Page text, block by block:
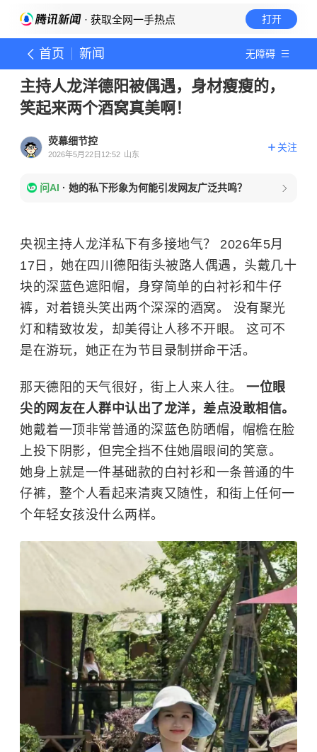
· 获取全网一手热点 打开
首页 新闻 无障碍
主持人龙洋德阳被偶遇，身材瘦瘦的，
笑起来两个酒窝真美啊！
荧幕细节控
2026年5月22日12:52 山东
关注
问AI · 她的私下形象为何能引发网友广泛共鸣？
央视主持人龙洋私下有多接地气？ 2026年5月
17日，她在四川德阳街头被路人偶遇，头戴几十
块的深蓝色遮阳帽，身穿简单的白衬衫和牛仔
裤，对着镜头笑出两个深深的酒窝。 没有聚光
灯和精致妆发，却美得让人移不开眼。 这可不
是在游玩，她正在为节目录制拼命干活。
那天德阳的天气很好，街上人来人往。 一位眼
尖的网友在人群中认出了龙洋，差点没敢相信。
她戴着一顶非常普通的深蓝色防晒帽，帽檐在脸
上投下阴影，但完全挡不住她眉眼间的笑意。
她身上就是一件基础款的白衬衫和一条普通的牛
仔裤，整个人看起来清爽又随性，和街上任何一
个年轻女孩没什么两样。